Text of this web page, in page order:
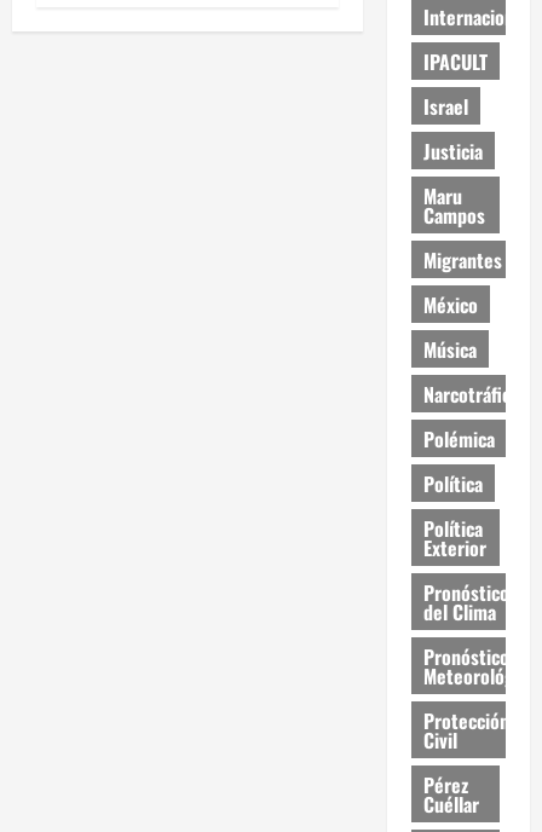
Internacional
IPACULT
Israel
Justicia
Maru
Campos
Migrantes
México
Música
Narcotráfico
Polémica
Política
Política
Exterior
Pronóstico
del Clima
Pronóstico
Meteorológico
Protección
Civil
Pérez
Cuéllar